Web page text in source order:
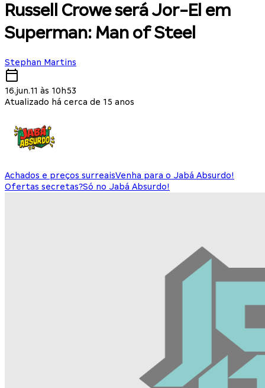
Russell Crowe será Jor-El em
Superman: Man of Steel
Stephan Martins
16.jun.11 às 10h53
Atualizado há cerca de 15 anos
Achados e preços surreaisVenha para o Jabá Absurdo!
Ofertas secretas?Só no Jabá Absurdo!